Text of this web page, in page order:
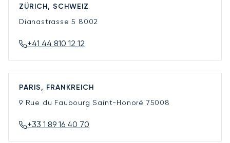
ZÜRICH, SCHWEIZ
Dianastrasse 5 8002
+41 44 810 12 12
PARIS, FRANKREICH
9 Rue du Faubourg Saint-Honoré 75008
+33 1 89 16 40 70